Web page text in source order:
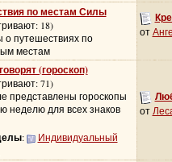
по местам Силы
18)
о путешествиях по
местам
от
(гороскоп)
71)
представлены гороскопы
неделю для всех знаков
:
Индивидуальный
от